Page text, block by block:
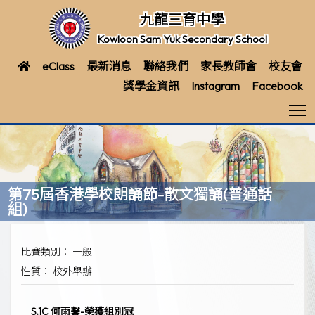
九龍三育中學
Kowloon Sam Yuk Secondary School
eClass 最新消息 聯絡我們 家長教師會
校友會
獎學金資訊
Instagram Facebook
第75屆香港學校朗誦節-散文獨誦(普通話
組)
比賽類別： 一般
性質： 校外舉辦
S.1C 何雨馨-榮獲組別冠